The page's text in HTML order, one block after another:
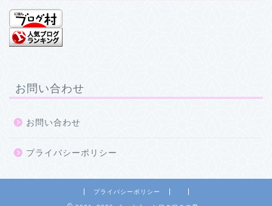
お問い合わせ
お問い合わせ
プライバシーポリシー
プライバシーポリシー